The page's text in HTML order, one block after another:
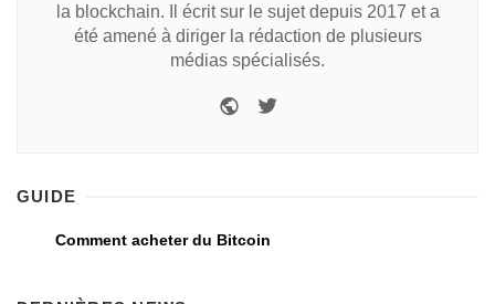
la blockchain. Il écrit sur le sujet depuis 2017 et a
été amené à diriger la rédaction de plusieurs
médias spécialisés.
GUIDE
Comment acheter du Bitcoin